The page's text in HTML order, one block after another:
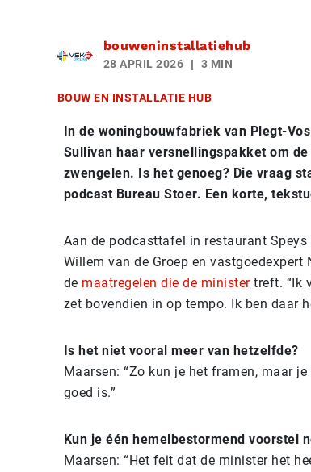
bouweninstallatiehub
28 APRIL 2026 3 MIN
BOUW EN INSTALLATIE HUB
In de woningbouwfabriek van Plegt-
Sullivan haar versnellingspakket om de
zwengelen. Is het genoeg? Die vraag
podcast Bureau Stoer. Een korte,
Aan de podcasttafel in restaurant
Willem van de Groep en
de maatregelen die de ministertreft. “Ik
zet bovendien in op tempo. Ik ben daar
Is het niet vooral meer van hetzelfde?
Maarsen: “Zo kun je het framen, maar
goed is.”
Kun je één hemelbestormend voorstel
Maarsen: “Het feit dat de minister het